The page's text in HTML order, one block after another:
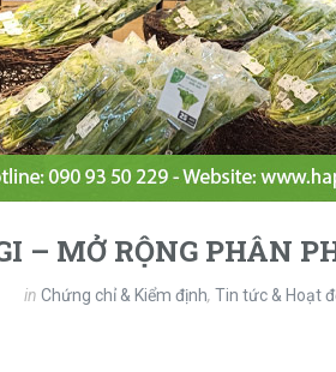
– MỞ RỘNG PHÂN
in Chứng chỉ & Kiểm định, Tin tức & Hoạt